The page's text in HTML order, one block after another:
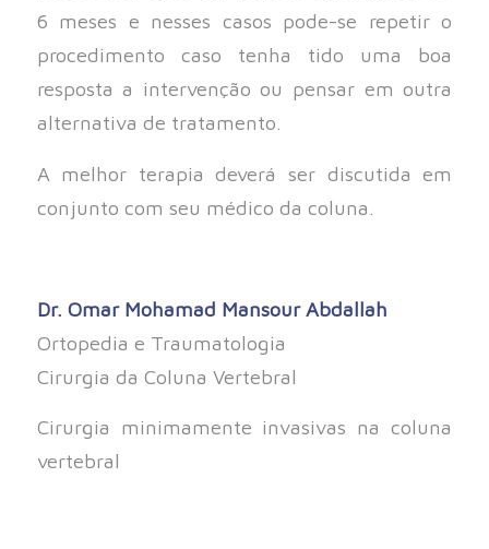
6 meses e nesses casos pode-se repetir o
procedimento caso tenha tido uma boa
resposta a intervenção ou pensar em outra
alternativa de tratamento.
A melhor terapia deverá ser discutida em
conjunto com seu médico da coluna.
Dr. Omar Mohamad Mansour Abdallah
Ortopedia e Traumatologia
Cirurgia da Coluna Vertebral
Cirurgia minimamente invasivas na coluna
vertebral